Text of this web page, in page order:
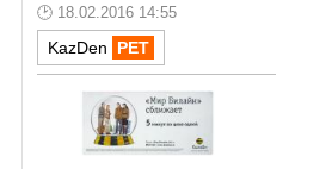
18.02.2016 14:55
KazDen